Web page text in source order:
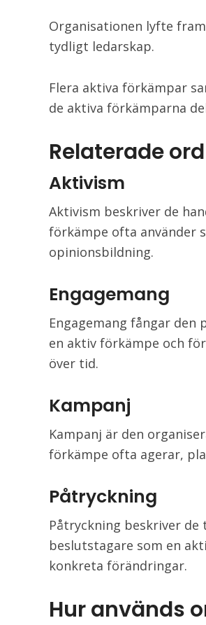
Organisationen lyfte
tydligt ledarskap.
Flera aktiva förkämpar
de aktiva förkämparna
Relaterade
Aktivism
Aktivism beskriver de
förkämpe ofta använder
opinionsbildning.
Engagemang
Engagemang fångar
en aktiv förkämpe och
över tid.
Kampanj
Kampanj är den
förkämpe ofta agerar,
Påtryckning
Påtryckning beskriver
beslutstagare som en
konkreta förändringar.
Hur används